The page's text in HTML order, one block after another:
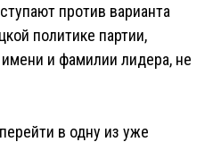
против варианта
политике партии,
и фамилии лидера, не
в одну из уже